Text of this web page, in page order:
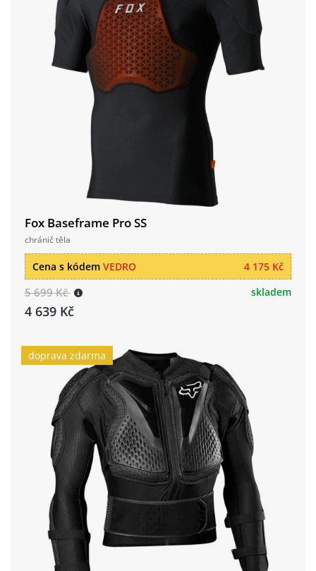
Fox Baseframe Pro SS
chránič těla
4 175 Kč
Cena s kódem VEDRO
5 699 Kč
4 639 Kč
skladem
doprava zdarma